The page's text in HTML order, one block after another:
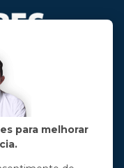
filosofia
política
para melhorar